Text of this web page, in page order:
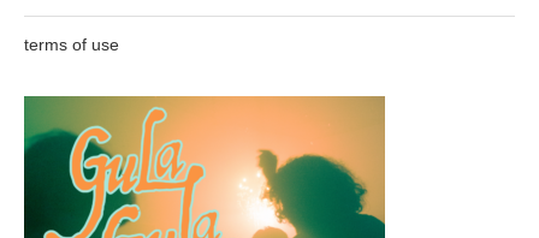
terms of use